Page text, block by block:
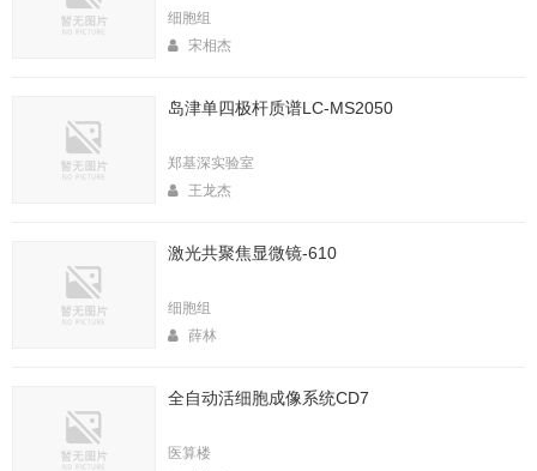
2025年4月春季大型仪器培训安排
生命中心2025寒假值班表
2026年春季大型仪器培训安排
生命科学实验中心2026年寒假值班表
细胞组
宋相杰
岛津单四极杆质谱LC-MS2050
郑基深实验室
王龙杰
激光共聚焦显微镜-610
细胞组
薛林
全自动活细胞成像系统CD7
医算楼